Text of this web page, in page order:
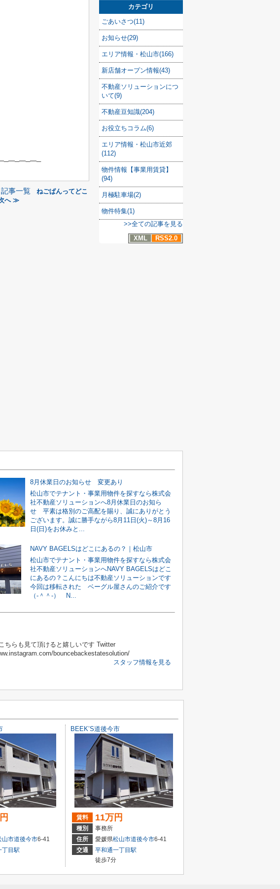
記事一覧
ねごぱんってどこ
へ ≫
カテゴリ
ごあいさつ(11)
お知らせ(29)
エリア情報・松山市(166)
新店舗オープン情報(43)
不動産ソリューションにつ
いて(9)
不動産豆知識(204)
お役立ちコラム(6)
エリア情報・松山市近郊
(112)
物件情報【事業用賃貸】
(94)
月極駐車場(2)
物件特集(1)
>>全ての記事を見る
XML
RSS2.0
8月休業日のお知らせ 変更あり
松山市でテナント・事業用物件を探すなら株式会
社不動産ソリューションへ8月休業日のお知ら
せ 平素は格別のご高配を賜り、誠にありがとう
ございます。誠に勝手ながら8月11日(火)～8月16
日(日)をお休みと...
NAVY BAGELSはどこにあるの？｜松山市
松山市でテナント・事業用物件を探すなら株式会
社不動産ソリューションへNAVY BAGELSはどこ
にあるの？こんにちは不動産ソリューションです
今回は移転された ベーグル屋さんのご紹介です
（‐＾＾‐） N...
ちらも見て頂けると嬉しいです Twitter
bouncebackestatesolution/
スタッフ情報を見る
山市道後今市6-41
丁目駅
BEEK’S道後今市
賃料 11万円
種別
事務所
住所
愛媛県松山市道後今市6-41
交通
平和通一丁目駅
徒歩7分